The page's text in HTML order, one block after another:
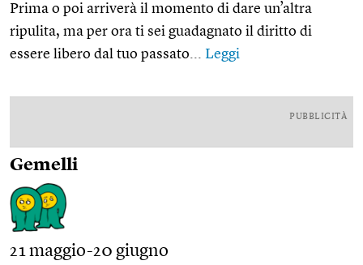
Prima o poi arriverà il momento di dare un’altra
ripulita, ma per ora ti sei guadagnato il diritto di
essere libero dal tuo passato... Leggi
PUBBLICITÀ
Gemelli
21 maggio-20 giugno